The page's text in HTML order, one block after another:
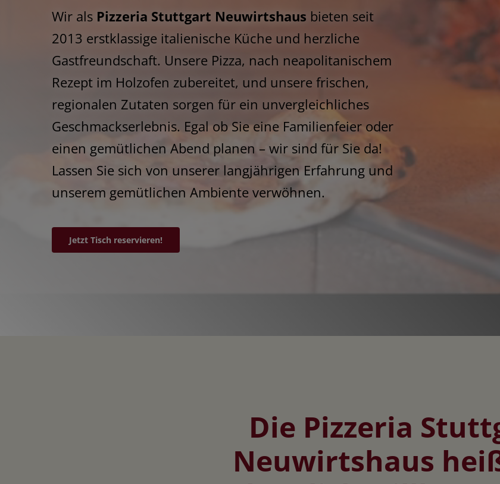
Wir als Pizzeria Stuttgart Neuwirtshaus bieten seit
2013 erstklassige italienische Küche und herzliche
Gastfreundschaft. Unsere Pizza, nach neapolitanischem
Rezept im Holzofen zubereitet, und unsere frischen,
regionalen Zutaten sorgen für ein unvergleichliches
Geschmackserlebnis. Egal ob Sie eine Familienfeier oder
einen gemütlichen Abend planen – wir sind für Sie da!
Lassen Sie sich von unserer langjährigen Erfahrung und
unserem gemütlichen Ambiente verwöhnen.
Jetzt Tisch reservieren!
Die Pizzeria
Neuwirtshaus